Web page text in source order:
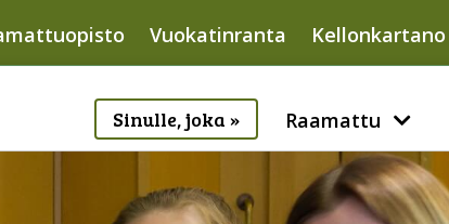
Vuokatinranta Kellonkartano
Sinulle, joka » Raamattu